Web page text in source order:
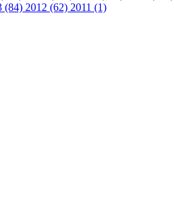
(84) 2012 (62) 2011 (1)